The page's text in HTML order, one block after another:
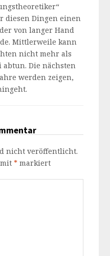
diesen Dingen einen
von langer Hand
Mittlerweile kann
nicht mehr als
Die nächsten
werden zeigen,
nicht veröffentlicht.
mit* markiert